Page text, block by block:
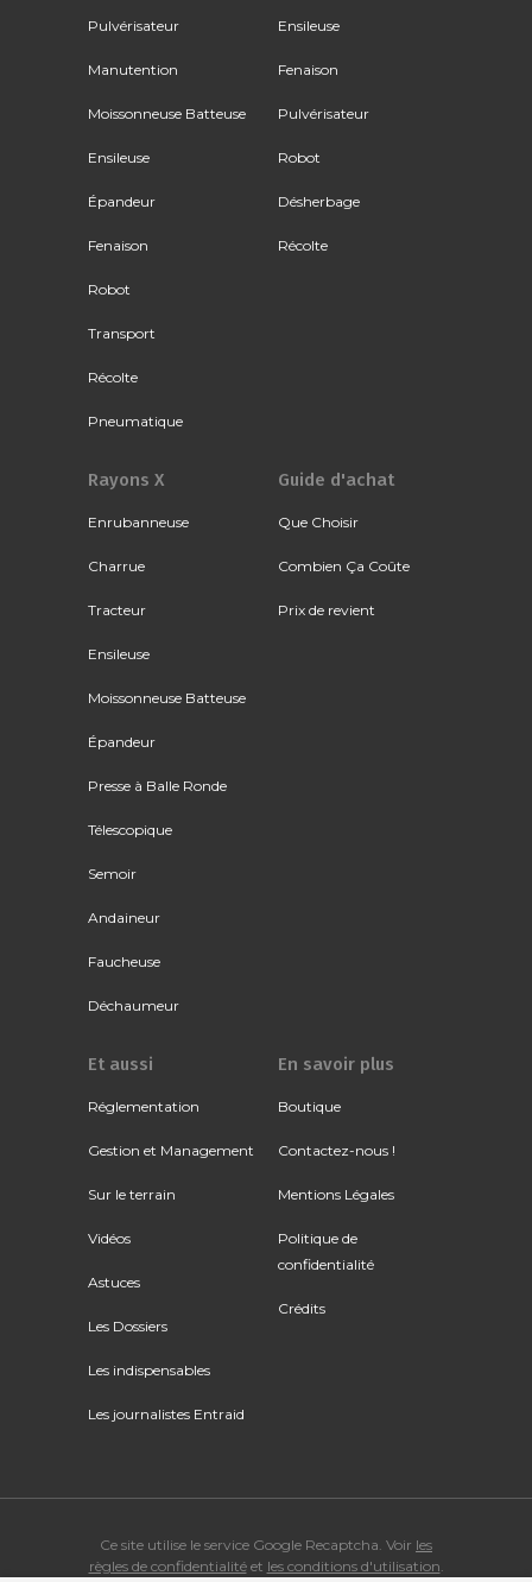
Pulvérisateur
Manutention
Moissonneuse Batteuse
Ensileuse
Épandeur
Fenaison
Robot
Transport
Récolte
Pneumatique
Ensileuse
Fenaison
Pulvérisateur
Robot
Désherbage
Récolte
Rayons X
Enrubanneuse
Charrue
Tracteur
Ensileuse
Moissonneuse Batteuse
Épandeur
Presse à Balle Ronde
Télescopique
Semoir
Andaineur
Faucheuse
Déchaumeur
Guide d'achat
Que Choisir
Combien Ça Coûte
Prix de revient
Et aussi
Réglementation
Gestion et Management
Sur le terrain
Vidéos
Astuces
Les Dossiers
Les indispensables
Les journalistes Entraid
En savoir plus
Boutique
Contactez-nous !
Mentions Légales
Politique de
confidentialité
Crédits
Ce site utilise le service Google Recaptcha. Voir les
règles de confidentialitéet les conditions d'utilisation